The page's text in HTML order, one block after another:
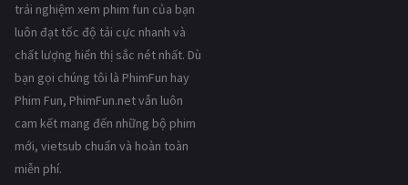
trải nghiệm xem phim fun của bạn
luôn đạt tốc độ tải cực nhanh và
chất lượng hiển thị sắc nét nhất. Dù
bạn gọi chúng tôi là PhimFun hay
Phim Fun, PhimFun.net vẫn luôn
cam kết mang đến những bộ phim
mới, vietsub chuẩn và hoàn toàn
miễn phí.